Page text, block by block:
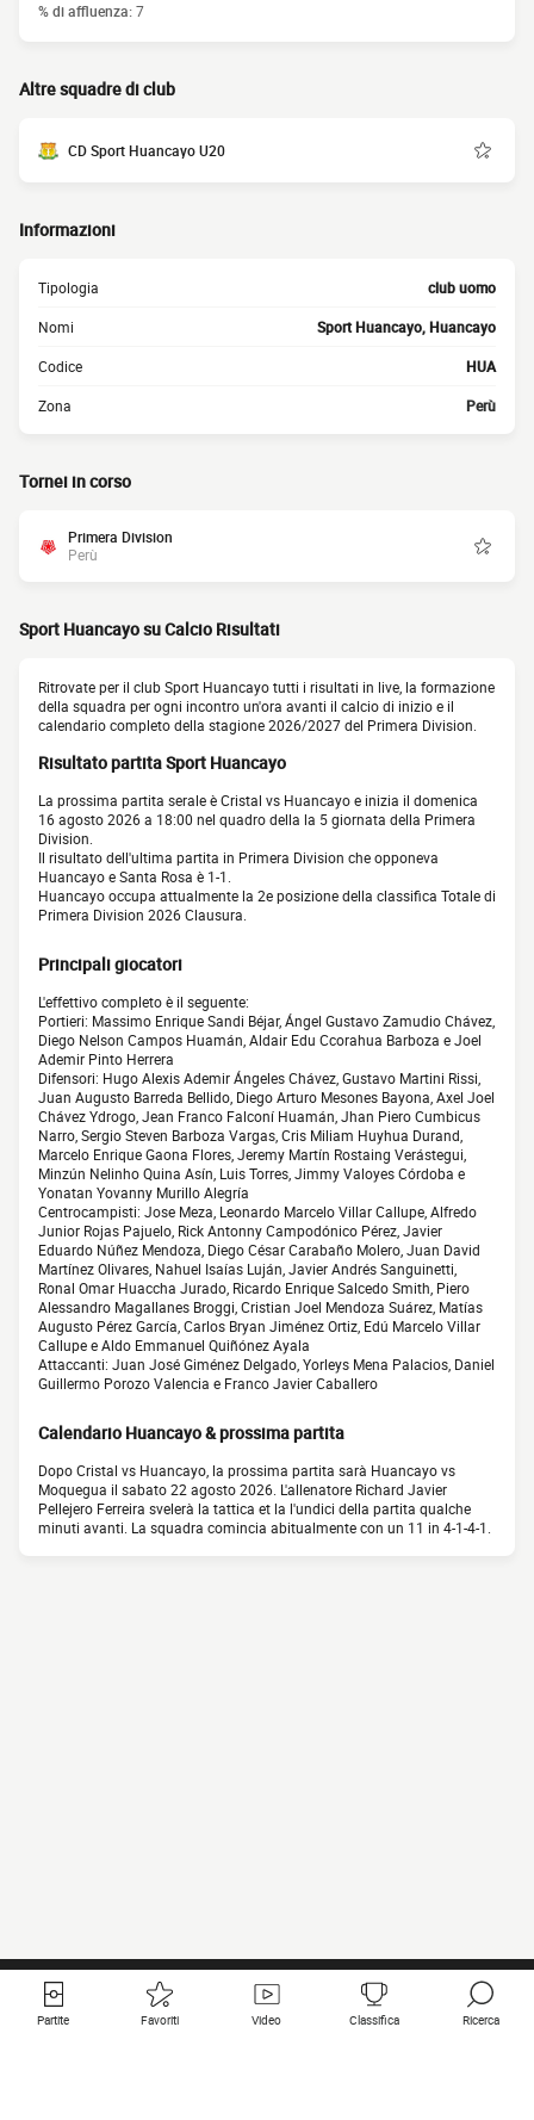
% di affluenza:7
Altre squadre di club
CD Sport Huancayo U20
Informazioni
Tipologia club uomo
Nomi Sport Huancayo, Huancayo
Codice HUA
Zona Perù
Tornei in corso
Primera Division
Perù
Sport Huancayo su Calcio Risultati
Ritrovate per il club Sport Huancayo tutti i risultati in live, la formazione
della squadra per ogni incontro un'ora avanti il calcio di inizio e il
calendario completo della stagione 2026/2027 del Primera Division.
Risultato partita Sport Huancayo
La prossima partita serale è Cristal vs Huancayo e inizia il domenica
16 agosto 2026 a 18:00 nel quadro della la 5 giornata della Primera
Division.
Il risultato dell'ultima partita in Primera Division che opponeva
Huancayo e Santa Rosa è 1-1.
Huancayo occupa attualmente la 2e posizione della classifica Totale di
Primera Division 2026 Clausura.
Principali giocatori
L'effettivo completo è il seguente:
Portieri: Massimo Enrique Sandi Béjar, Ángel Gustavo Zamudio Chávez,
Diego Nelson Campos Huamán, Aldair Edu Ccorahua Barboza e Joel
Ademir Pinto Herrera
Difensori: Hugo Alexis Ademir Ángeles Chávez, Gustavo Martini Rissi,
Juan Augusto Barreda Bellido, Diego Arturo Mesones Bayona, Axel Joel
Chávez Ydrogo, Jean Franco Falconí Huamán, Jhan Piero Cumbicus
Narro, Sergio Steven Barboza Vargas, Cris Miliam Huyhua Durand,
Marcelo Enrique Gaona Flores, Jeremy Martín Rostaing Verástegui,
Minzún Nelinho Quina Asín, Luis Torres, Jimmy Valoyes Córdoba e
Yonatan Yovanny Murillo Alegría
Centrocampisti: Jose Meza, Leonardo Marcelo Villar Callupe, Alfredo
Junior Rojas Pajuelo, Rick Antonny Campodónico Pérez, Javier
Eduardo Núñez Mendoza, Diego César Carabaño Molero, Juan David
Martínez Olivares, Nahuel Isaías Luján, Javier Andrés Sanguinetti,
Ronal Omar Huaccha Jurado, Ricardo Enrique Salcedo Smith, Piero
Alessandro Magallanes Broggi, Cristian Joel Mendoza Suárez, Matías
Augusto Pérez García, Carlos Bryan Jiménez Ortiz, Edú Marcelo Villar
Callupe e Aldo Emmanuel Quiñónez Ayala
Attaccanti: Juan José Giménez Delgado, Yorleys Mena Palacios, Daniel
Guillermo Porozo Valencia e Franco Javier Caballero
Calendario Huancayo & prossima partita
Dopo Cristal vs Huancayo, la prossima partita sarà Huancayo vs
Moquegua il sabato 22 agosto 2026. L'allenatore Richard Javier
Pellejero Ferreira svelerà la tattica et la l'undici della partita qualche
minuti avanti. La squadra comincia abitualmente con un 11 in 4-1-4-1.
Partite Favoriti Video Classifica Ricerca